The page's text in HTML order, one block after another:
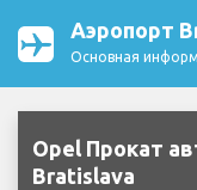
Аэропорт
Основная
Opel Прокат
Bratislava